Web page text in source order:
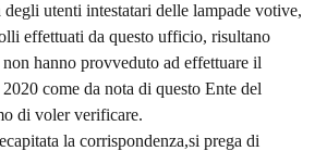
degli utenti intestatari delle lampade votive,
effettuati da questo ufficio, risultano
hanno provveduto ad effettuare il
come da nota di questo Ente del
di voler verificare.
la corrispondenza,si prega di